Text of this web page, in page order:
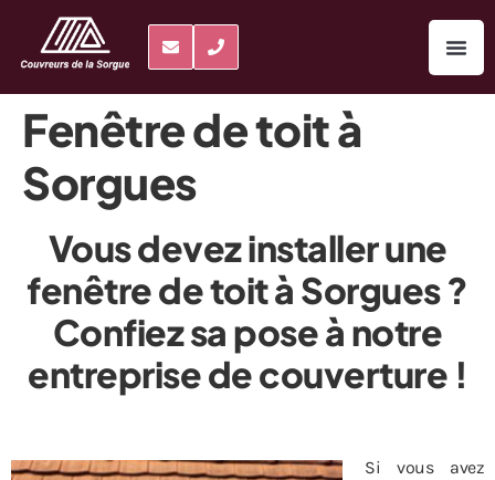
Fenêtre de toit à
Sorgues
Vous devez installer une
fenêtre de toit à Sorgues ?
Confiez sa pose à notre
entreprise de couverture !
Si vous avez